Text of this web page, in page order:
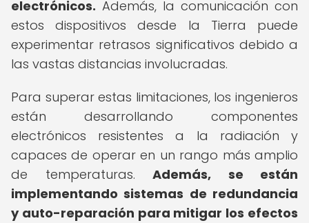
electrónicos. Además, la comunicación con
estos dispositivos desde la Tierra puede
experimentar retrasos significativos debido a
las vastas distancias involucradas.
Para superar estas limitaciones, los ingenieros
están desarrollando componentes
electrónicos resistentes a la radiación y
capaces de operar en un rango más amplio
de temperaturas. Además, se están
implementando sistemas de redundancia
y auto-reparación para mitigar los efectos